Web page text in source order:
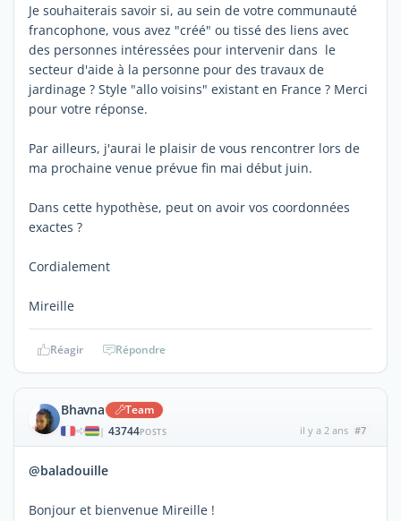
Je souhaiterais savoir si, au sein de votre communauté
francophone, vous avez "créé" ou tissé des liens avec
des personnes intéressées pour intervenir dans le
secteur d'aide à la personne pour des travaux de
jardinage ? Style "allo voisins" existant en France ? Merci
pour votre réponse.
Par ailleurs, j'aurai le plaisir de vous rencontrer lors de
ma prochaine venue prévue fin mai début juin.
Dans cette hypothèse, peut on avoir vos coordonnées
exactes ?
Cordialement
Mireille
Réagir Répondre
Bhavna Team
| 43744POSTS il y a 2 ans #7
@baladouille
Bonjour et bienvenue Mireille !